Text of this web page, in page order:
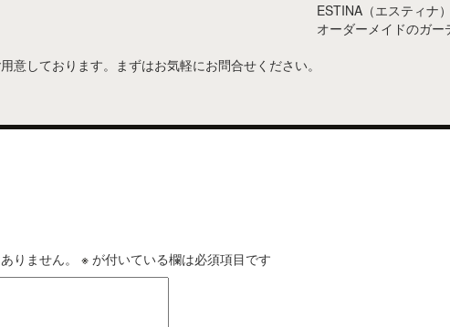
ESTINA（エスティナ
オーダーメイドのガー
意しております。まずはお気軽にお問合せください。
りません。 ※ が付いている欄は必須項目です